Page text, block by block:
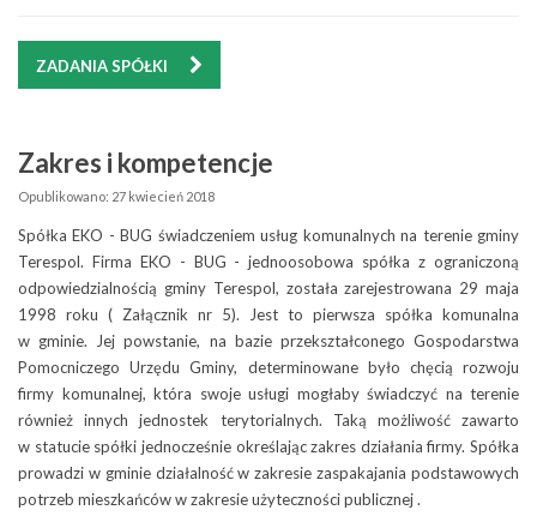
ZADANIA SPÓŁKI
Zakres i kompetencje
Opublikowano: 27 kwiecień 2018
Spółka EKO - BUG świadczeniem usług komunalnych na terenie gminy
Terespol. Firma EKO - BUG - jednoosobowa spółka z ograniczoną
odpowiedzialnością gminy Terespol, została zarejestrowana 29 maja
1998 roku ( Załącznik nr 5). Jest to pierwsza spółka komunalna
w gminie. Jej powstanie, na bazie przekształconego Gospodarstwa
Pomocniczego Urzędu Gminy, determinowane było chęcią rozwoju
firmy komunalnej, która swoje usługi mogłaby świadczyć na terenie
również innych jednostek terytorialnych. Taką możliwość zawarto
w statucie spółki jednocześnie określając zakres działania firmy. Spółka
prowadzi w gminie działalność w zakresie zaspakajania podstawowych
potrzeb mieszkańców w zakresie użyteczności publicznej .